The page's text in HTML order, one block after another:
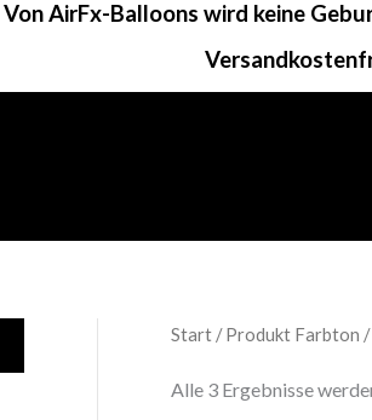
Von AirFx-Balloons wird keine
Start/ Produkt Farbton /
Alle 3 Ergebnisse